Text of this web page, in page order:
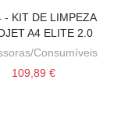
AO CARRINHO
- KIT DE LIMPEZA
A4 ELITE 2.0
Consumíveis
109,89 €